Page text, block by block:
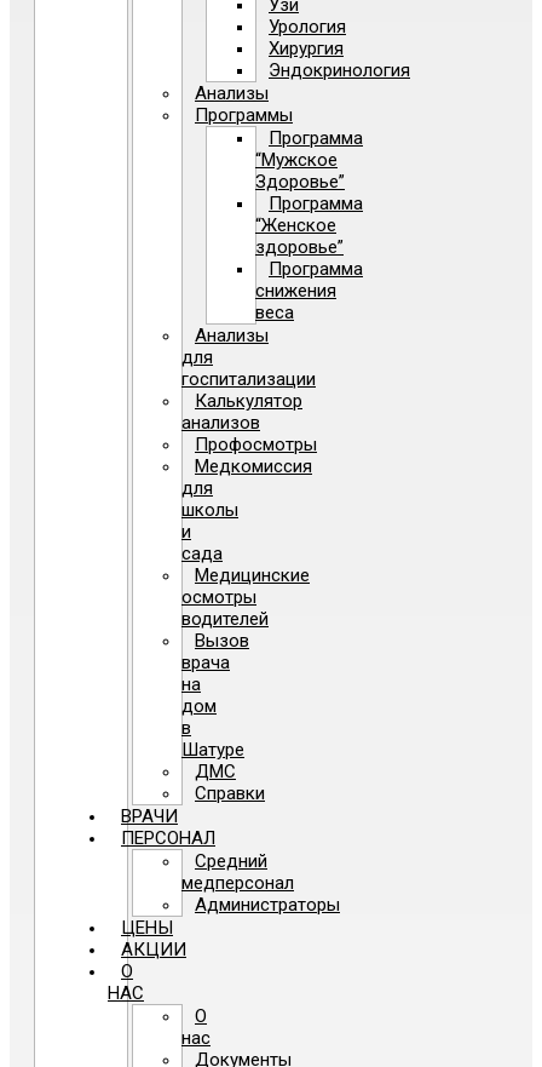
Узи
Урология
Хирургия
Эндокринология
Анализы
Программы
Программа
“Мужское
Здоровье”
Программа
“Женское
здоровье”
Программа
снижения
веса
Анализы
для
госпитализации
Калькулятор
анализов
Профосмотры
Медкомиссия
для
школы
и
сада
Медицинские
осмотры
водителей
Вызов
врача
на
дом
в
Шатуре
ДМС
Справки
ВРАЧИ
ПЕРСОНАЛ
Средний
медперсонал
Администраторы
ЦЕНЫ
АКЦИИ
О
НАС
О
нас
Документы